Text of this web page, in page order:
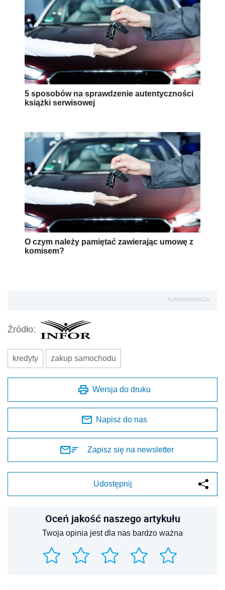
5 sposobów na sprawdzenie autentyczności
książki serwisowej
O czym należy pamiętać zawierając umowę z
komisem?
AUTOPROMOCJA
Źródło:
kredyty zakup samochodu
Wersja do druku
Napisz do nas
Zapisz się na newsletter
Udostępnij
Oceń jakość naszego artykułu
Twoja opinia jest dla nas bardzo ważna